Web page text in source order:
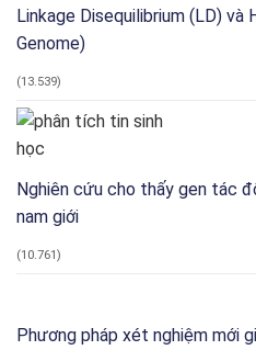
Linkage Disequilibrium (LD) và
Genome)
(13.539)
Nghiên cứu cho thấy gen tác
nam giới
(10.761)
Phương pháp xét nghiệm mới